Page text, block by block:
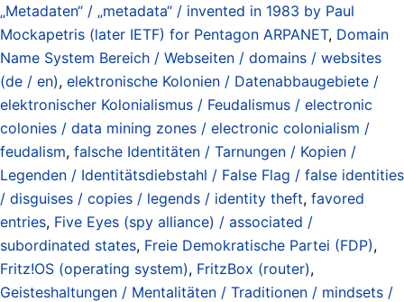
„Metadaten“ / „metadata“ / invented in 1983 by Paul
Mockapetris (later IETF) for Pentagon ARPANET, Domain
Name System Bereich / Webseiten / domains / websites
(de / en), elektronische Kolonien / Datenabbaugebiete /
elektronischer Kolonialismus / Feudalismus / electronic
colonies / data mining zones / electronic colonialism /
feudalism, falsche Identitäten / Tarnungen / Kopien /
Legenden / Identitätsdiebstahl / False Flag / false identities
/ disguises / copies / legends / identity theft, favored
entries, Five Eyes (spy alliance) / associated /
subordinated states, Freie Demokratische Partei (FDP),
Fritz!OS (operating system), FritzBox (router),
Geisteshaltungen / Mentalitäten / Traditionen / mindsets /